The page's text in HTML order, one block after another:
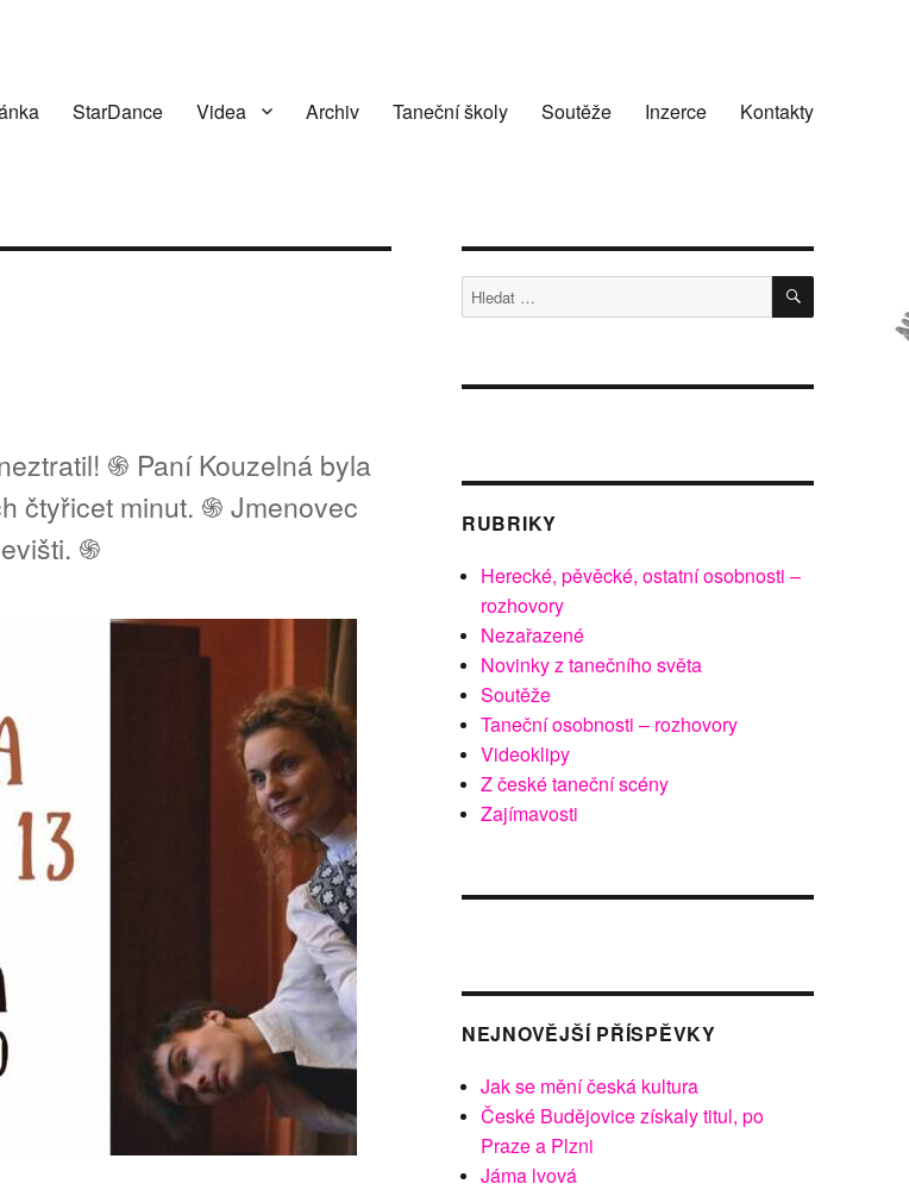
StarDance Videa Archiv Taneční školy Soutěže Inzerce Kontakty
֍ Paní Kouzelná byla
čtyřicet minut. ֍ Jmenovec
֍
Hledat: HLEDÁNÍ
RUBRIKY
Herecké, pěvěcké, ostatní osobnosti –
rozhovory
Nezařazené
Novinky z tanečního světa
Soutěže
Taneční osobnosti – rozhovory
Videoklipy
Z české taneční scény
Zajímavosti
NEJNOVĚJŠÍ PŘÍSPĚVKY
Jak se mění česká kultura
České Budějovice získaly titul, po
Praze a Plzni
Jáma lvová